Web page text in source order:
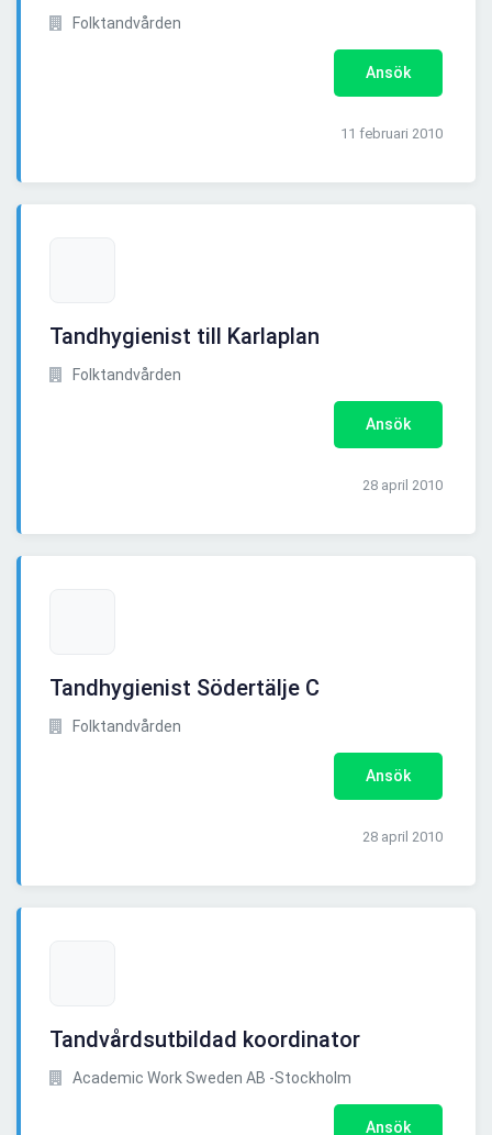
Folktandvården
Ansök
11 februari 2010
Tandhygienist till Karlaplan
Folktandvården
Ansök
28 april 2010
Tandhygienist Södertälje C
Folktandvården
Ansök
28 april 2010
Tandvårdsutbildad koordinator
Academic Work Sweden AB -Stockholm
Ansök